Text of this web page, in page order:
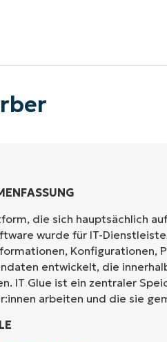
die sich hauptsächlich
wurde für IT-
Konfigurationen,
entwickelt, die
IT Glue ist ein zentraler
arbeiten und die sie